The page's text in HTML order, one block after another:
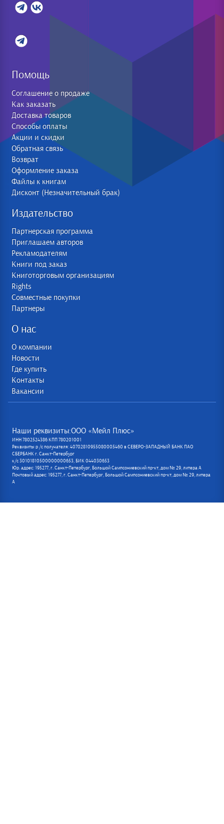
Помощь
Соглашение о продаже
Как заказать
Доставка товаров
Способы оплаты
Акции и скидки
Обратная связь
Возврат
Оформление заказа
Файлы к книгам
Дисконт (Незначительный брак)
Издательство
Партнерская программа
Приглашаем авторов
Рекламодателям
Книги под заказ
Книготорговым организациям
Rights
Совместные покупки
Партнеры
О нас
О компании
Новости
Где купить
Контакты
Вакансии
Наши реквизиты:ООО «Мейл Плюс»
ИНН 7802524386 КПП 780201001
Реквизиты р /с получателя: 40702810955080005460 в СЕВЕРО-ЗАПАДНЫЙ БАНК ПАО
СБЕРБАНК г. Санкт-Петербург
к/с 30101810500000000653, БИК 044030653
Юр. адрес: 195277, г. Санкт-Петербург, Большой Сампсониевский пр-кт, дом № 29, литера А
Почтовый адрес: 195277, г. Санкт-Петербург, Большой Сампсониевский пр-кт, дом № 29, литера
А